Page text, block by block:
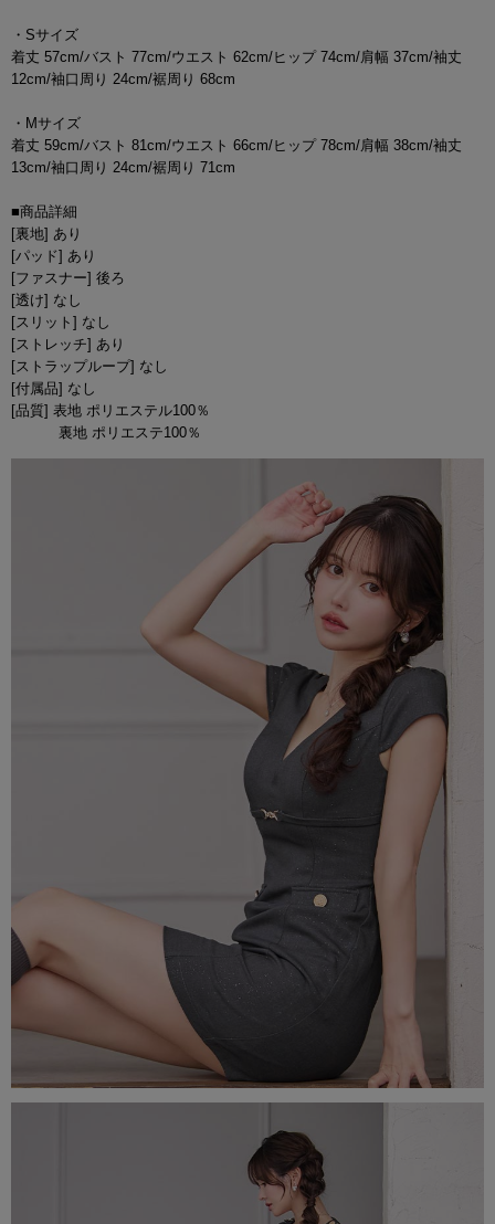
・Sサイズ
着丈 57cm/バスト 77cm/ウエスト 62cm/ヒップ 74cm/肩幅 37cm/袖丈
12cm/袖口周り 24cm/裾周り 68cm
・Mサイズ
着丈 59cm/バスト 81cm/ウエスト 66cm/ヒップ 78cm/肩幅 38cm/袖丈
13cm/袖口周り 24cm/裾周り 71cm
■商品詳細
[裏地] あり
[パッド] あり
[ファスナー] 後ろ
[透け] なし
[スリット] なし
[ストレッチ] あり
[ストラップループ] なし
[付属品] なし
[品質] 表地 ポリエステル100％
裏地 ポリエステ100％